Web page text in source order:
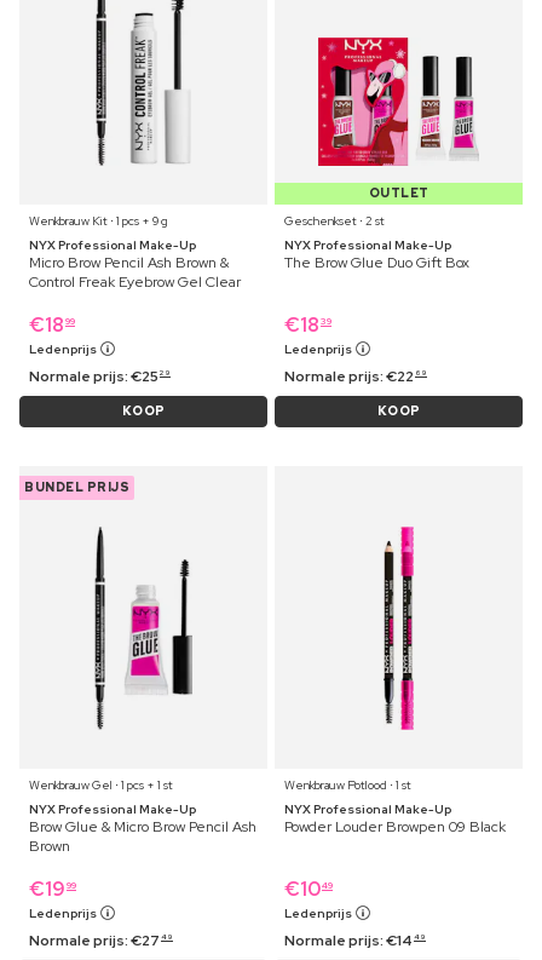
Wenkbrauw Kit ⋅ 1 pcs + 9 g
NYX Professional Make-Up
Micro Brow Pencil Ash Brown &
Control Freak Eyebrow Gel Clear
€18 99
Ledenprijs
Normale prijs:€25 29
KOOP
OUTLET
Geschenkset ⋅ 2 st
NYX Professional Make-Up
The Brow Glue Duo Gift Box
€18 39
Ledenprijs
Normale prijs:€22 69
KOOP
BUNDEL PRIJS
Wenkbrauw Gel ⋅ 1 pcs + 1 st
NYX Professional Make-Up
Brow Glue & Micro Brow Pencil Ash
Brown
€19 99
Ledenprijs
Normale prijs:€27 49
Wenkbrauw Potlood ⋅ 1 st
NYX Professional Make-Up
Powder Louder Browpen 09 Black
€1049
Ledenprijs
Normale prijs:€14 49